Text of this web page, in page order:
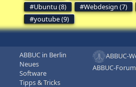
Ubuntu (8)
Webdesign (7)
youtube (9)
ABBUC in Berlin
Neues
Software
Tipps & Tricks
ABBUC-
ABBUC-Forum